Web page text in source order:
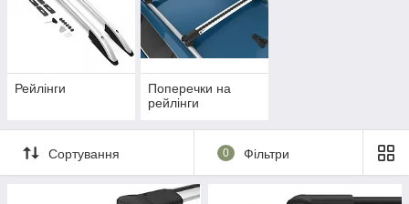
Рейлінги
Поперечки на
рейлінги
Сортування 0 Фільтри